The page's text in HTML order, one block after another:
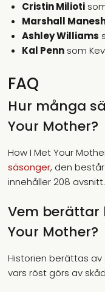
Cristin Milioti
Marshall
Ashley Williams
Kal Pennsom
FAQ
Hur många
Your Mother?
How I Met Your
säsonger, den
innehåller 208 avsnitt.
Vem berättar
Your Mother?
Historien berättas av
vars röst görs av